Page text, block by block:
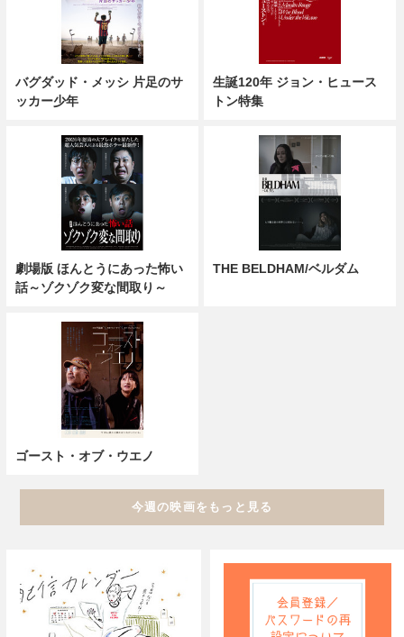
バグダッド・メッシ 片足のサ
ッカー少年
生誕120年 ジョン・ヒュース
トン特集
劇場版 ほんとうにあった怖い
話～ゾクゾク変な間取り～
THE BELDHAM/ベルダム
ゴースト・オブ・ウエノ
今週の映画をもっと見る